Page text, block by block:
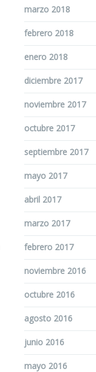
marzo 2018
febrero 2018
enero 2018
diciembre 2017
noviembre 2017
octubre 2017
septiembre 2017
mayo 2017
abril 2017
marzo 2017
febrero 2017
noviembre 2016
octubre 2016
agosto 2016
junio 2016
mayo 2016